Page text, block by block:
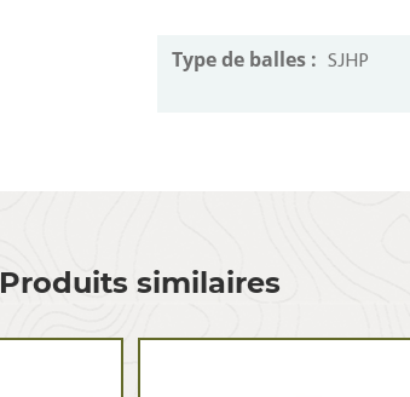
Type de balles : SJHP
Produits similaires